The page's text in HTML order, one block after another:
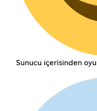
Sunucu içerisinden